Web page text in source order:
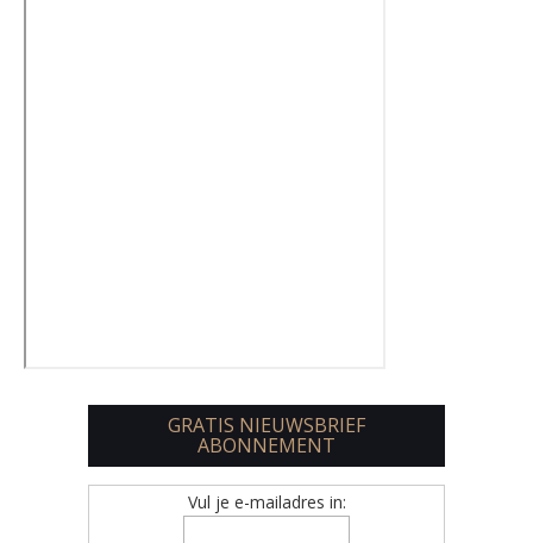
GRATIS NIEUWSBRIEF
ABONNEMENT
Vul je e-mailadres in: